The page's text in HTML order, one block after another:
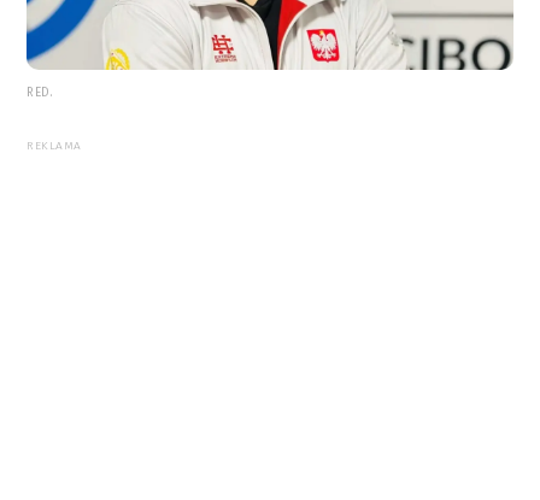
RED.
REKLAMA